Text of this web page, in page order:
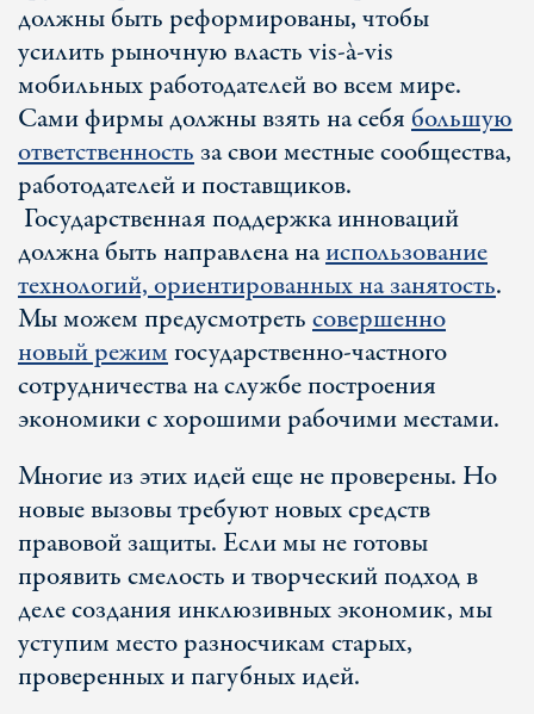
должны быть реформированы, чтобы
усилить рыночную власть vis-à-vis
мобильных работодателей во всем мире.
Сами фирмы должны взять на себябольшую
ответственностьза свои местные сообщества,
работодателей и поставщиков.
Государственная поддержка инноваций
должна быть направлена ​​наиспользование
технологий, ориентированных на занятость.
Мы можем предусмотретьсовершенно
новый режимгосударственно-частного
сотрудничества на службе построения
экономики с хорошими рабочими местами.
Многие из этих идей еще не проверены. Но
новые вызовы требуют новых средств
правовой защиты. Если мы не готовы
проявить смелость и творческий подход в
деле создания инклюзивных экономик, мы
уступим место разносчикам старых,
проверенных и пагубных идей.